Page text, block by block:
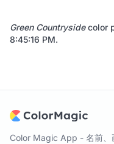
Green Countrysidecolor
8:45:16 PM.
Color Magic App - 名前、